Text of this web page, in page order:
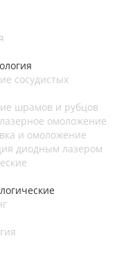
сосудистых
шрамов и рубцов
омоложение
и омоложение
диодным лазером